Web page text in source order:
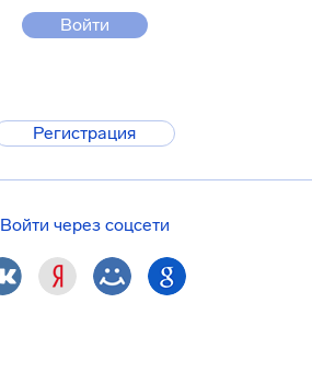
Войти
Регистрация
Войти через соцсети